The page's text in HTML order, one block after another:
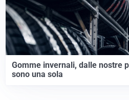
Gomme invernali, dalle nostre
sono una sola